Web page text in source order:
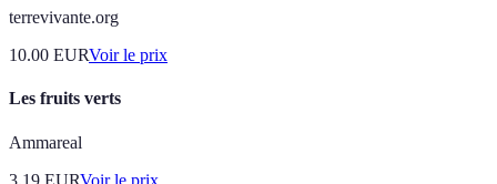
terrevivante.org
10.00 EURVoir le prix
Les fruits verts
Ammareal
3.19 EURVoir le prix